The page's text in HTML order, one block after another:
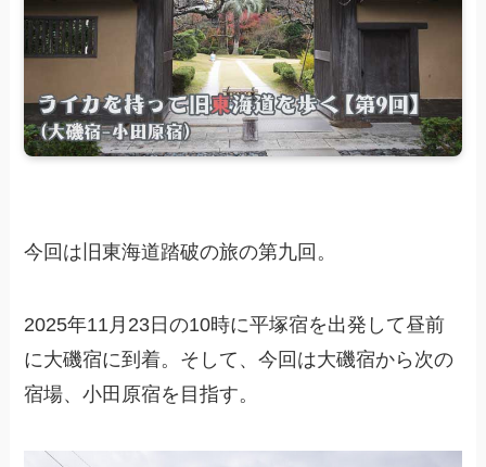
今回は旧東海道踏破の旅の第九回。
2025年11月23日の10時に平塚宿を出発して昼前
に大磯宿に到着。そして、今回は大磯宿から次の
宿場、小田原宿を目指す。